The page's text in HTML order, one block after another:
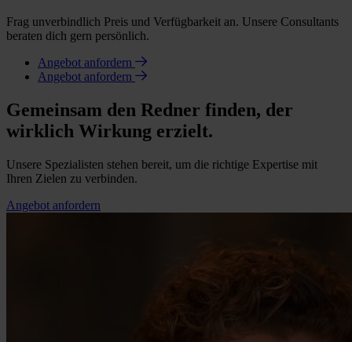
Frag unverbindlich Preis und Verfügbarkeit an. Unsere Consultants
beraten dich gern persönlich.
Angebot anfordern
Angebot anfordern
Gemeinsam den Redner finden, der
wirklich Wirkung erzielt.
Unsere Spezialisten stehen bereit, um die richtige Expertise mit
Ihren Zielen zu verbinden.
Angebot anfordern